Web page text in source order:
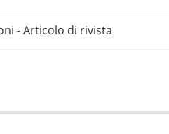
- Articolo di rivista